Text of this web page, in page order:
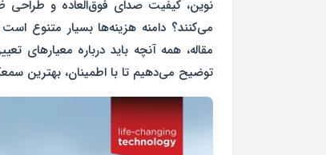
نوین، کیفیت صدای فوق‌العاده و طراحی
می‌کنند؟ دامنه هزینه‌ها بسیار متنوع
مقاله، همه آنچه باید درباره معیارهای
توضیح می‌دهیم تا با اطمینان، بهترین